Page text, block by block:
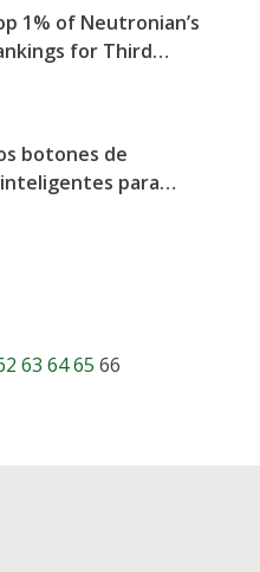
1% of Neutronian’s
for Third
botones de
para
63 6465 66